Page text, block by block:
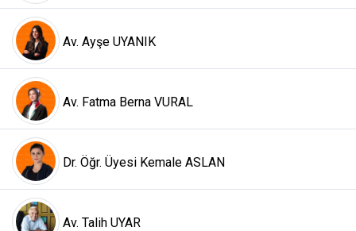
Av. Ayşe UYANIK
Av. Fatma Berna VURAL
Dr. Öğr. Üyesi Kemale ASLAN
Av. Talih UYAR